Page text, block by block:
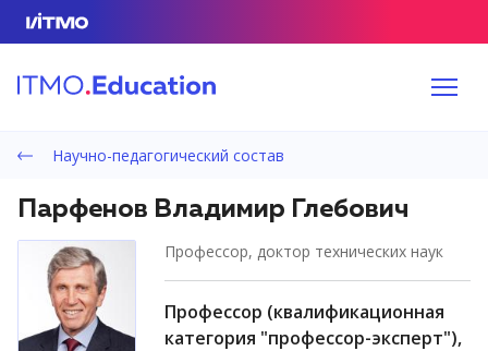
Научно-педагогический состав
Парфенов Владимир Глебович
профессор, доктор технических наук
профессор (квалификационная
категория "профессор-эксперт"),